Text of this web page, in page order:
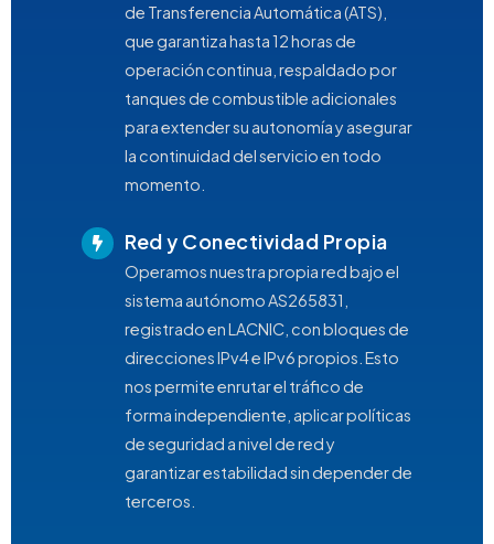
de Transferencia Automática (ATS),
que garantiza hasta 12 horas de
operación continua, respaldado por
tanques de combustible adicionales
para extender su autonomía y asegurar
la continuidad del servicio en todo
momento.
Red y Conectividad Propia
Operamos nuestra propia red bajo el
sistema autónomo AS265831,
registrado en LACNIC, con bloques de
direcciones IPv4 e IPv6 propios. Esto
nos permite enrutar el tráfico de
forma independiente, aplicar políticas
de seguridad a nivel de red y
garantizar estabilidad sin depender de
terceros.